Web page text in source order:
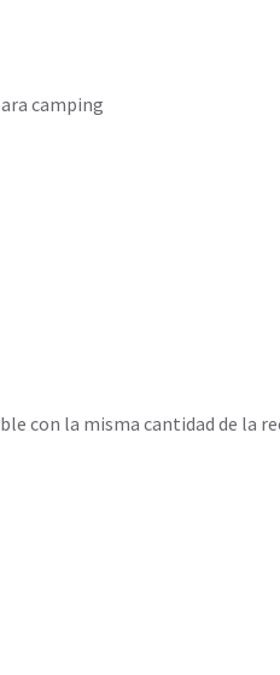
camping
con la misma cantidad de la